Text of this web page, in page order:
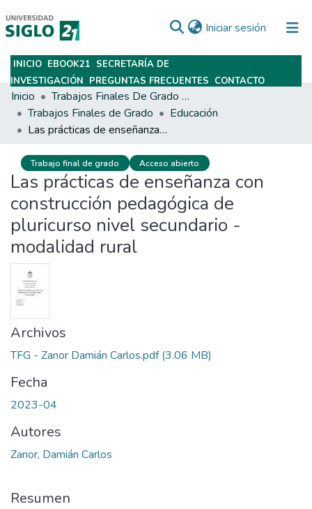
Iniciar sesión (current)
Subir
INICIO EBOOK21 SECRETARÍA DE
INVESTIGACIÓN PREGUNTAS FRECUENTES CONTACTO
Inicio
Trabajos Finales De Grado Y Posgrado
Trabajos Finales de Grado
Educación
Las prácticas de enseñanza con construcción pedagógica de pluricurso nivel secundario - modalidad rural
Trabajo final de grado Acceso abierto
Las prácticas de enseñanza con
construcción pedagógica de
pluricurso nivel secundario -
modalidad rural
Archivos
TFG - Zanor Damián Carlos.pdf(3.06 MB)
Fecha
2023-04
Autores
Zanor, Damián Carlos
Resumen